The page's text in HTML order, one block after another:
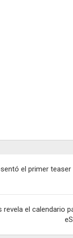
el primer
revela el calendario